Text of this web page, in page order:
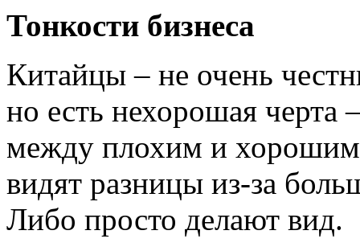
Тонкости бизнеса
Китайцы – не очень
но есть нехорошая
между плохим и
видят разницы из-за
Либо просто делают вид.